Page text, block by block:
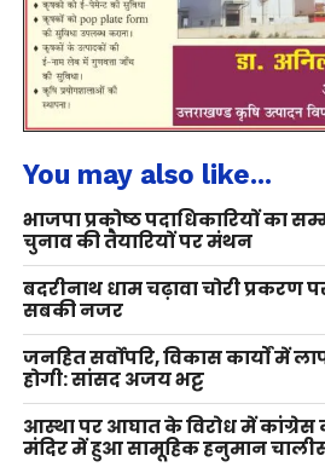
You may also like...
भाजपा प्रकोष्ठ पदाधिकारियों का
चुनाव की तैयारियों पर मंथन
बदरीनाथ धाम चढ़ावा चोरी प्रकरण
सबकी नजर
जनहित सर्वोपरि, विकास कार्यों में
होगी: सांसद अजय भट्ट
आस्था पर आघात के विरोध में कांग्रेस
मंदिर में हुआ सामूहिक हनुमान